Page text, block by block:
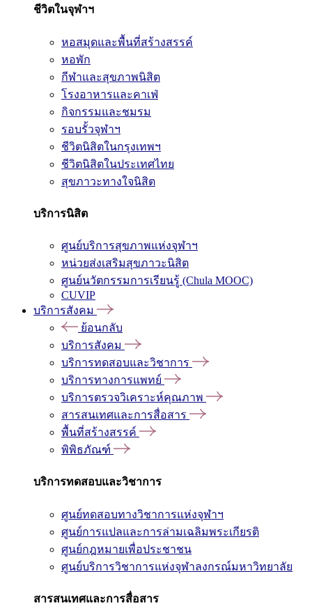
ชีวิตในจุฬาฯ
หอสมุดและพื้นที่สร้างสรรค์
หอพัก
กีฬาและสุขภาพนิสิต
โรงอาหารและคาเฟ่
กิจกรรมและชมรม
รอบรั้วจุฬาฯ
ชีวิตนิสิตในกรุงเทพฯ
ชีวิตนิสิตในประเทศไทย
สุขภาวะทางใจนิสิต
บริการนิสิต
ศูนย์บริการสุขภาพแห่งจุฬาฯ
หน่วยส่งเสริมสุขภาวะนิสิต
ศูนย์นวัตกรรมการเรียนรู้ (Chula MOOC)
CUVIP
บริการสังคม
ย้อนกลับ
บริการสังคม
บริการทดสอบและวิชาการ
บริการทางการแพทย์
บริการตรวจวิเคราะห์คุณภาพ
สารสนเทศและการสื่อสาร
พื้นที่สร้างสรรค์
พิพิธภัณฑ์
บริการทดสอบและวิชาการ
ศูนย์ทดสอบทางวิชาการแห่งจุฬาฯ
ศูนย์การแปลและการล่ามเฉลิมพระเกียรติ
ศูนย์กฎหมายเพื่อประชาชน
ศูนย์บริการวิชาการแห่งจุฬาลงกรณ์มหาวิทยาลัย
สารสนเทศและการสื่อสาร